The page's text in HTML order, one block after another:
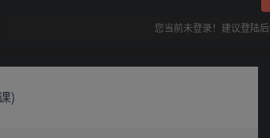
您当前未登录！建议登陆